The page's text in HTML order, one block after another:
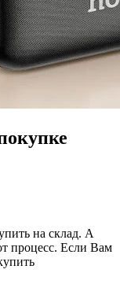
на склад. А
процесс. Если Вам